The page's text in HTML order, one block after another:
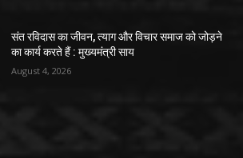
संत रविदास का जीवन, त्याग और विचार समाज को जोड़ने
का कार्य करते हैं : मुख्यमंत्री साय
August 4, 2026